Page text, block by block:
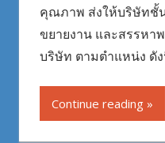
คุณภาพ ส่งให้บริษัทชั้
ขยายงาน และสรรหา
บริษัท ตามตำแหน่ง ดั
Continue reading